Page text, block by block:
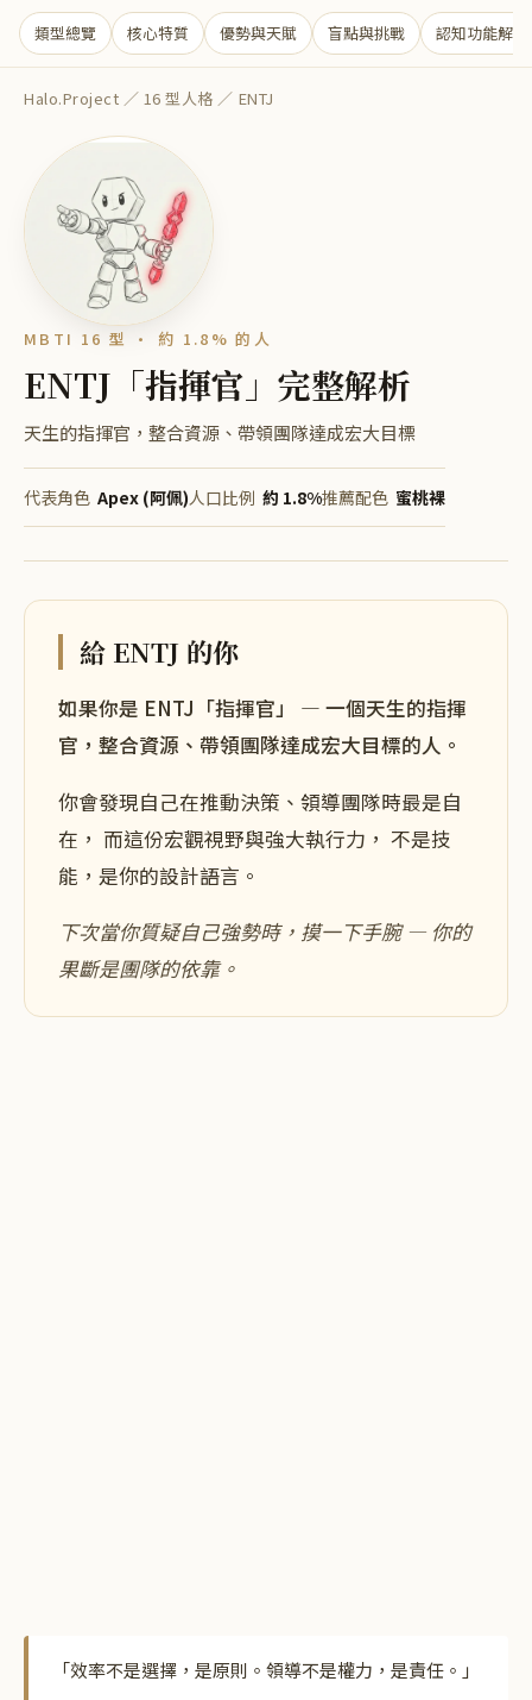
類型總覽 核心特質 優勢與天賦 盲點與挑戰 認知功能解析
Halo.Project ／ 16 型人格 ／ ENTJ
MBTI 16 型 · 約 1.8% 的人
ENTJ 「指揮官 」完整解析
天生的指揮官，整合資源、帶領團隊達成宏大目標
代表角色 Apex (阿佩)人口比例 約 1.8%推薦配色 蜜桃裸
給 ENTJ 的你
如果你是 ENTJ 「指揮官 」 — 一個天生的指揮
官，整合資源、帶領團隊達成宏大目標的人。
你會發現自己在推動決策、領導團隊時最是自
在， 而這份宏觀視野與強大執行力 ， 不是技
能，是你的設計語言。
下次當你質疑自己強勢時，摸一下手腕 — 你的
果斷是團隊的依靠。
「效率不是選擇，是原則。領導不是權力，是責任。 」